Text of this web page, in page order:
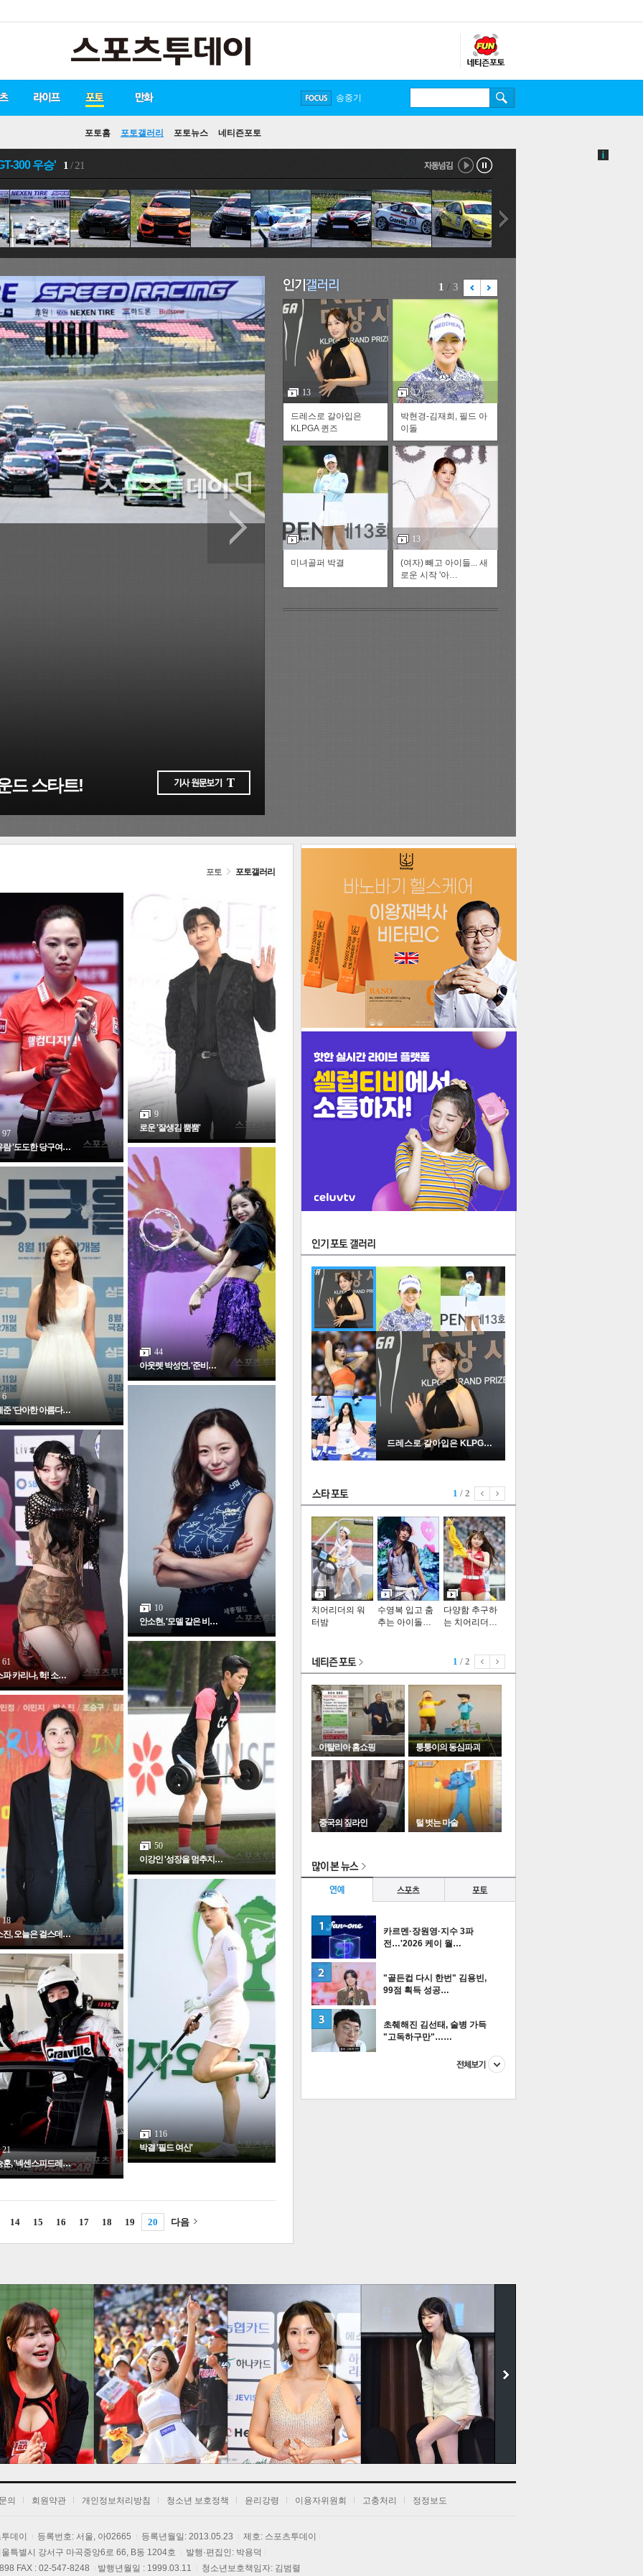
스투펀
라이프 포토
포토홈 포토갤러리 포토뉴스 네티즌포토
만화
FOCUS
방탄소년단
손흥민
유아인
송중기
300 우승' 1 / 21
자동넘 재 정
음
1 / 3
13
드레스로 갈아입은
KLPGA 퀸즈
12
박현경-김재희, 필드 아
이돌
67
미녀골퍼 박결
13
(여자) 빼고 아이들... 새
로운 시작 '아…
포토 포토갤러리
97
람 '도도한 당구여…
6
준 '단아한 아름다…
61
파 카리나, 헉! 소…
18
진, 오늘은 걸스데…
21
훈, '넥센스피드레…
9
로운 '잘생김 뿜뿜'
44
아웃렛 박성연, '준비…
10
안소현, '모델 같은 비…
50
이강인 '성장을 멈추지…
116
박결 '필드 여신'
14 15 16 17 18 19 20 다음
인기포토
드레스로 갈아입은 KLPGA …
1 / 2
치어리더의 워
터밤
수영복 입고 춤
추는 아이돌…
다양함 추구하
는 치어리더…
네티즌 포토
1 / 2
이탈리아 홈쇼핑 퉁퉁이의 동심파괴
중국의 짚라인 털 벗는 마술
카르멘·장원영·지수 3파
전…'2026 케이 월…
2
"골든컵 다시 한번" 김용빈,
99점 획득 성공…
3
초췌해진 김선태, 술병 가득
"고독하구만"……
더보기
의 회원약관 개인정보처리방침 청소년 보호정책 윤리강령 이용자위원회 고충처리 정정보도
데이 등록번호: 서울, 아02665 등록년월일: 2013.05.23
제호: 스포츠투데이
특별시 강서구 마곡중앙6로 66, B동 1204호
발행·편집인: 박용덕
FAX : 02-547-8248
발행년월일 : 1999.03.11 청소년보호책임자: 김범렬